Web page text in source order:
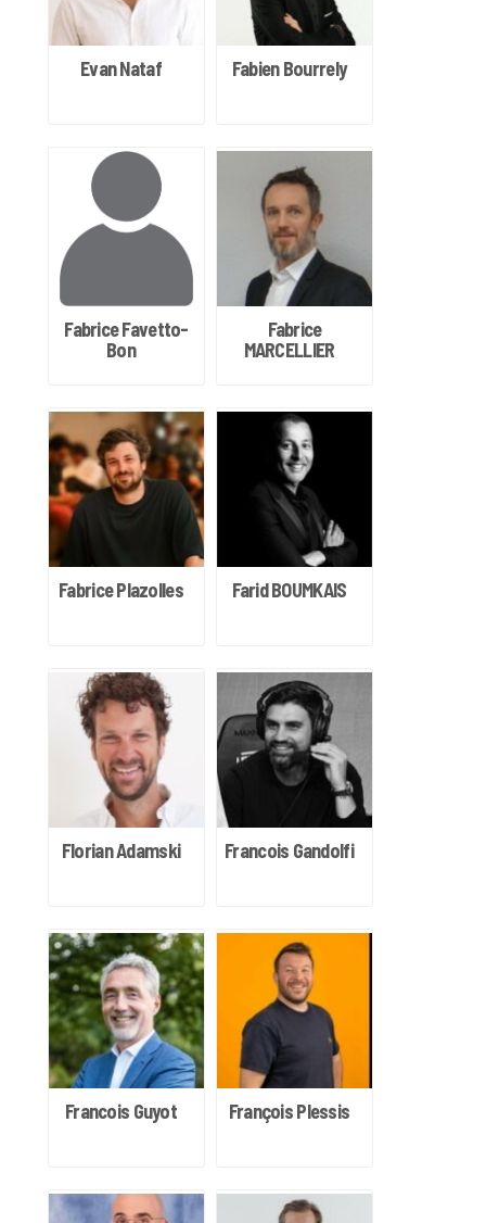
Evan Nataf Fabien Bourrely
Fabrice Favetto-
Bon
Fabrice
MARCELLIER
Fabrice Plazolles Farid BOUMKAIS
Florian Adamski Francois Gandolfi
Francois Guyot François Plessis